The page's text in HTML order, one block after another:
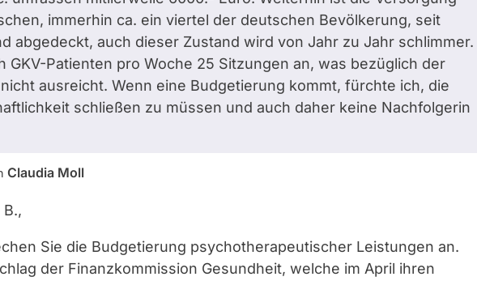
immerhin ca. ein viertel der deutschen Bevölkerung, seit
abgedeckt, auch dieser Zustand wird von Jahr zu Jahr schlimmer.
GKV-Patienten pro Woche 25 Sitzungen an, was bezüglich der
ausreicht. Wenn eine Budgetierung kommt, fürchte ich, die
schließen zu müssen und auch daher keine Nachfolgerin
Claudia Moll
Sie die Budgetierung psychotherapeutischer Leistungen an.
der Finanzkommission Gesundheit, welche im April ihren